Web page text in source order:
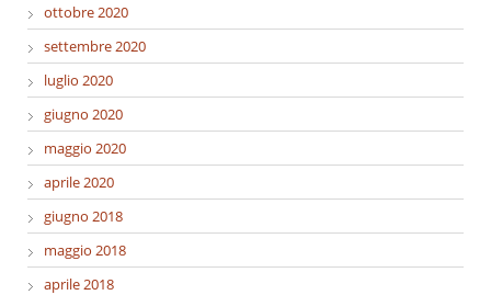
ottobre 2020
settembre 2020
luglio 2020
giugno 2020
maggio 2020
aprile 2020
giugno 2018
maggio 2018
aprile 2018